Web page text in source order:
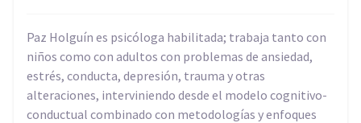
Paz Holguín es psicóloga habilitada; trabaja tanto con
niños como con adultos con problemas de ansiedad,
estrés, conducta, depresión, trauma y otras
alteraciones, interviniendo desde el modelo cognitivo-
conductual combinado con metodologías y enfoques